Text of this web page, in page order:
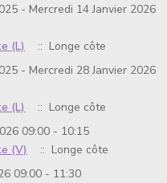
- Mercredi 14 Janvier 2026
(L)
:: Longe côte
- Mercredi 28 Janvier 2026
(L)
:: Longe côte
09:00 - 10:15
(V)
:: Longe côte
09:00 - 11:30